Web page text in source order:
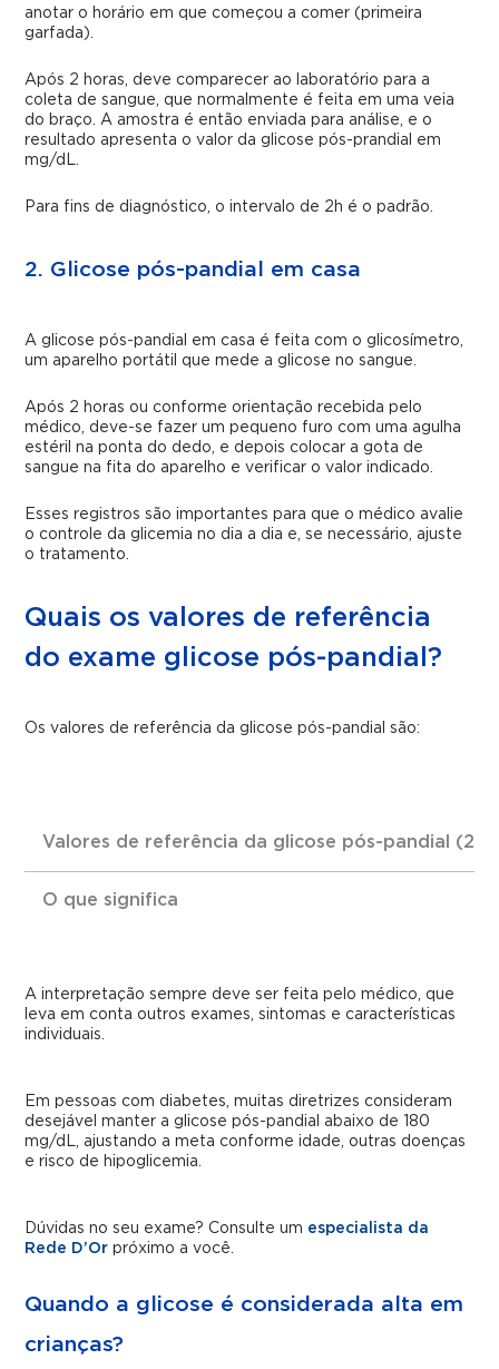
anotar o horário em que começou a comer (primeira
garfada).
Após 2 horas, deve comparecer ao laboratório para a
coleta de sangue, que normalmente é feita em uma veia
do braço. A amostra é então enviada para análise, e o
resultado apresenta o valor da glicose pós-prandial em
mg/dL.
Para fins de diagnóstico, o intervalo de 2h é o padrão.
2. Glicose pós-pandial em casa
A glicose pós-pandial em casa é feita com o glicosímetro,
um aparelho portátil que mede a glicose no sangue.
Após 2 horas ou conforme orientação recebida pelo
médico, deve-se fazer um pequeno furo com uma agulha
estéril na ponta do dedo, e depois colocar a gota de
sangue na fita do aparelho e verificar o valor indicado.
Esses registros são importantes para que o médico avalie
o controle da glicemia no dia a dia e, se necessário, ajuste
o tratamento.
Quais os valores de referência
do exame glicose pós-pandial?
Os valores de referência da glicose pós-pandial são:
Valores de referência da glicose pós-pandial (2h
O que significa
A interpretação sempre deve ser feita pelo médico, que
leva em conta outros exames, sintomas e características
individuais.
Em pessoas com diabetes, muitas diretrizes consideram
desejável manter a glicose pós-pandial abaixo de 180
mg/dL, ajustando a meta conforme idade, outras doenças
e risco de hipoglicemia.
Dúvidas no seu exame? Consulte um especialista da
Rede D’Or próximo a você.
Quando a glicose é considerada alta em
crianças?